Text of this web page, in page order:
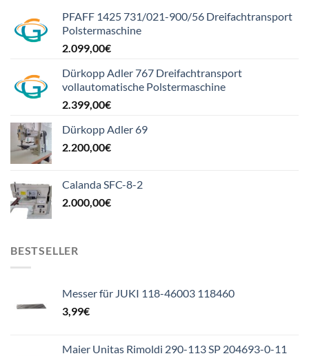
PFAFF 1425 731/021-900/56 Dreifachtransport
Polstermaschine
2.099,00€
Dürkopp Adler 767 Dreifachtransport
vollautomatische Polstermaschine
2.399,00€
Dürkopp Adler 69
2.200,00€
Calanda SFC-8-2
2.000,00€
BESTSELLER
Messer für JUKI 118-46003 118460
3,99€
Maier Unitas Rimoldi 290-113 SP 204693-0-11